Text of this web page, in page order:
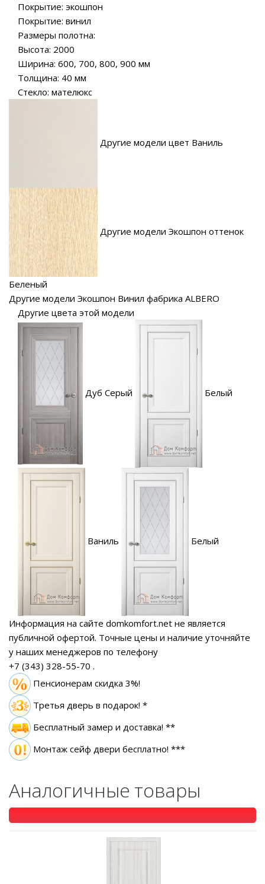
Покрытие: экошпон
Покрытие: винил
Размеры полотна:
Высота: 2000
Ширина: 600, 700, 800, 900 мм
Толщина: 40 мм
Стекло: мателюкс
Другие модели цвет Ваниль
Другие модели Экошпон оттенок
Беленый
Другие модели Экошпон Винил фабрика ALBERO
Другие цвета этой модели
Дуб Серый Белый
Ваниль Белый
Информация на сайте domkomfort.net не является
публичной офертой. Точные цены и наличие уточняйте
у наших менеджеров по телефону
+7 (343) 328-55-70 .
Пенсионерам скидка 3%!
Третья дверь в подарок! *
Бесплатный замер и доставка! **
Монтаж сейф двери бесплатно! ***
Аналогичные товары